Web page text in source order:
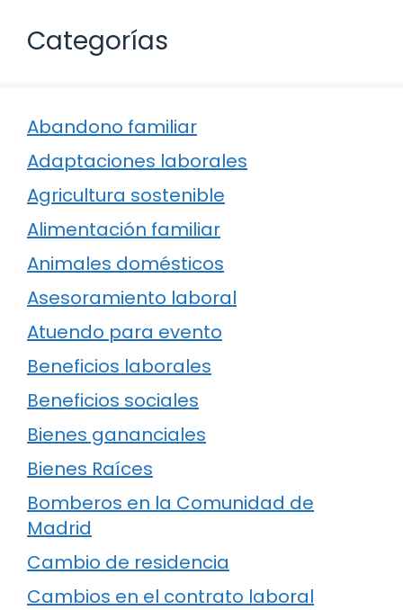
Categorías
Abandono familiar
Adaptaciones laborales
Agricultura sostenible
Alimentación familiar
Animales domésticos
Asesoramiento laboral
Atuendo para evento
Beneficios laborales
Beneficios sociales
Bienes gananciales
Bienes Raíces
Bomberos en la Comunidad de
Madrid
Cambio de residencia
Cambios en el contrato laboral